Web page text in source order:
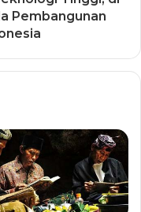
Pembangunan